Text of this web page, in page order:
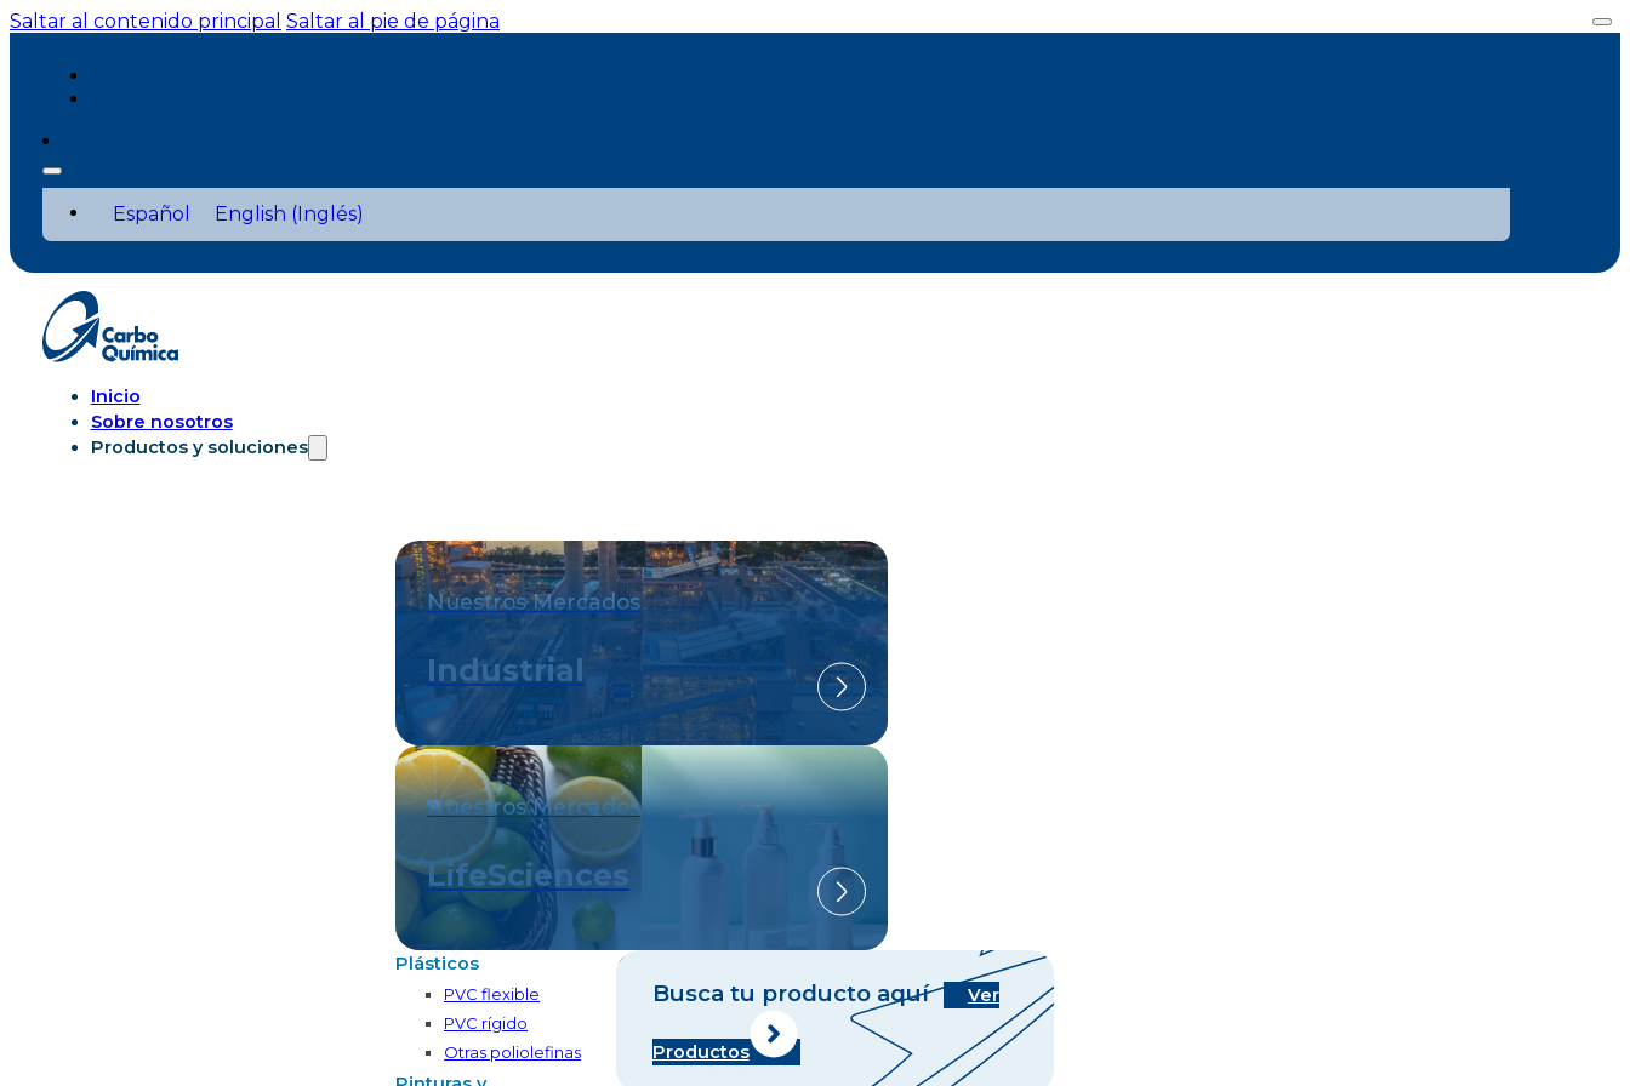
Saltar al contenido principal Saltar al pie de página
Español English (Inglés)
Inicio
Sobre nosotros
Productos y soluciones
Nuestros Mercados
Industrial
Nuestros Mercados
LifeSciences
Plásticos
PVC flexible
PVC rígido
Otras poliolefinas
Busca tu producto aquí Ver
Productos